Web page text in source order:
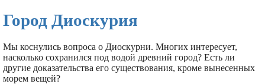
Город Диоскурия
Мы коснулись вопроса о Диоскурни. Многих интересует,
насколько сохранился под водой древний город? Есть ли
другие доказательства его существования, кроме вынесенных
морем вещей?